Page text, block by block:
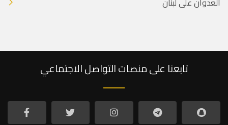
تابعنا على منصات التواصل الاجتماعي